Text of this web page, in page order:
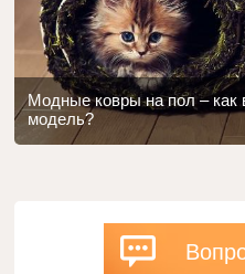
Модные ковры на пол –
модель?